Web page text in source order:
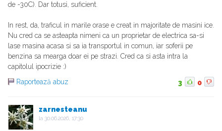
de -30C). Dar totusi, suficient.
In rest, da, traficul in marile orase e creat in majoritate de masini ice.
Nu cred ca se asteapta nimeni ca un proprietar de electrica sa-si
lase masina acasa si sa ia transportul in comun, iar soferii pe
benzina sa mearga doar ei pe strazi. Cred ca si asta intra la
capitolul ipocrizie :)
Raportează abuz
3 0
zarnesteanu
la 30.06.2026, 17:30